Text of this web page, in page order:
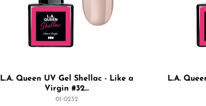
L.A. Queen UV Gel Shellac - Like a
Virgin #32...
01-0232
L.A.